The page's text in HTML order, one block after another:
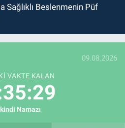
Sağlıklı Beslenmenin Püf
09.08.2026
VAKTE KALAN
Namazı